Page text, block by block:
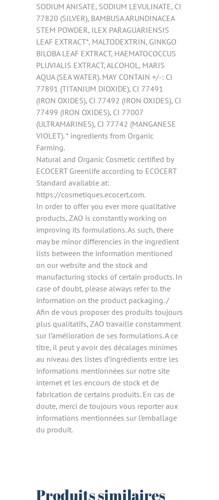
SODIUM ANISATE, SODIUM LEVULINATE, CI
77820 (SILVER), BAMBUSA ARUNDINACEA
STEM POWDER, ILEX PARAGUARIENSIS
LEAF EXTRACT*, MALTODEXTRIN, GINKGO
BILOBA LEAF EXTRACT, HAEMATOCOCCUS
PLUVIALIS EXTRACT, ALCOHOL, MARIS
AQUA (SEA WATER). MAY CONTAIN +/-: CI
77891 (TITANIUM DIOXIDE), CI 77491
(IRON OXIDES), CI 77492 (IRON OXIDES), CI
77499 (IRON OXIDES), CI 77007
(ULTRAMARINES), CI 77742 (MANGANESE
VIOLET). * ingredients from Organic
Farming.
Natural and Organic Cosmetic certified by
ECOCERT Greenlife according to ECOCERT
Standard available at:
https://cosmetiques.ecocert.com.
In order to offer you ever more qualitative
products, ZAO is constantly working on
improving its formulations. As such, there
may be minor differencies in the ingredient
lists between the information mentioned
on our website and the stock and
manufacturing stocks of certain products. In
case of doubt, please always refer to the
information on the product packaging. /
Afin de vous proposer des produits toujours
plus qualitatifs, ZAO travaille constamment
sur l’amélioration de ses formulations. A ce
titre, il peut y avoir des décalages minimes
au niveau des listes d’ingrédients entre les
informations mentionnées sur notre site
internet et les encours de stock et de
fabrication de certains produits. En cas de
doute, merci de toujours vous reporter aux
informations mentionnées sur l’emballage
du produit.
Produits similaires